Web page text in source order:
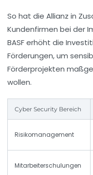
So hat die Allianz in
Kundenfirmen bei der
BASF erhöht die
Förderungen, um
Förderprojekten
wollen.
Cyber Security Bereich
Risikomanagement
Mitarbeiterschulungen